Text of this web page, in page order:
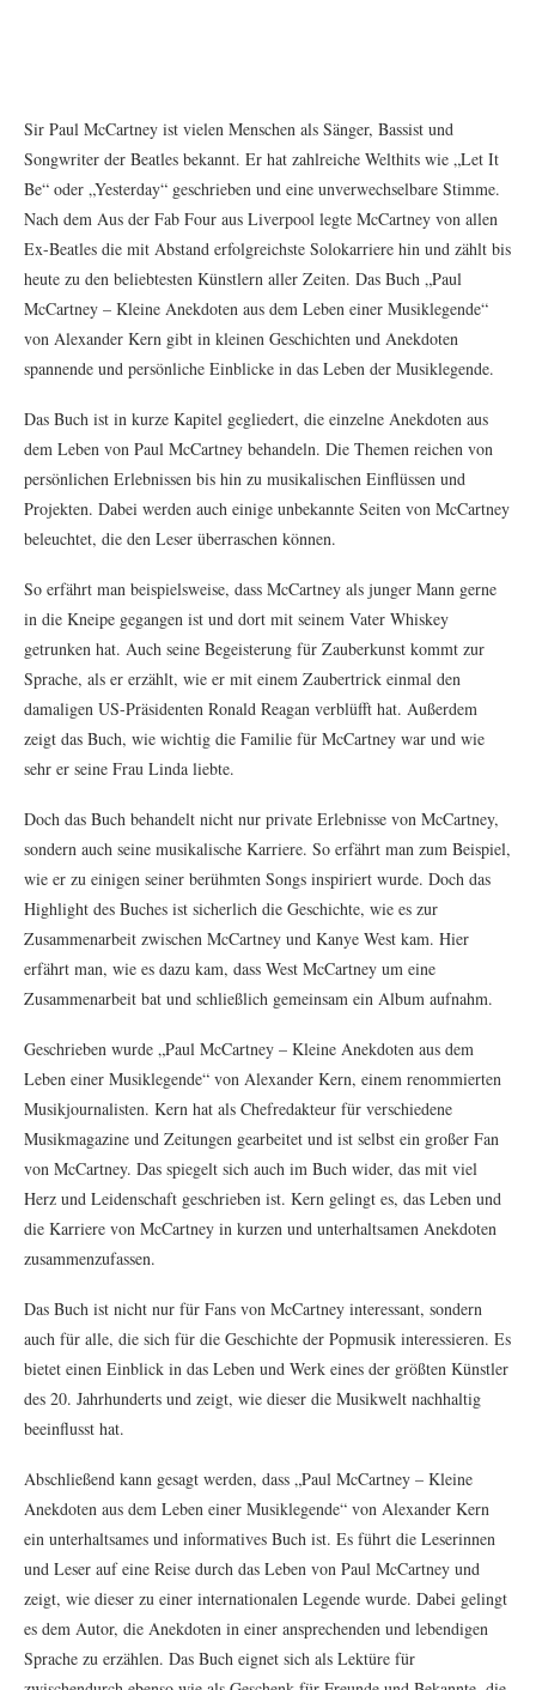
Sir Paul McCartney ist vielen Menschen als Sänger, Bassist und
Songwriter der Beatles bekannt. Er hat zahlreiche Welthits wie „Let It
Be“ oder „Yesterday“ geschrieben und eine unverwechselbare Stimme.
Nach dem Aus der Fab Four aus Liverpool legte McCartney von allen
Ex-Beatles die mit Abstand erfolgreichste Solokarriere hin und zählt bis
heute zu den beliebtesten Künstlern aller Zeiten. Das Buch „Paul
McCartney – Kleine Anekdoten aus dem Leben einer Musiklegende“
von Alexander Kern gibt in kleinen Geschichten und Anekdoten
spannende und persönliche Einblicke in das Leben der Musiklegende.
Das Buch ist in kurze Kapitel gegliedert, die einzelne Anekdoten aus
dem Leben von Paul McCartney behandeln. Die Themen reichen von
persönlichen Erlebnissen bis hin zu musikalischen Einflüssen und
Projekten. Dabei werden auch einige unbekannte Seiten von McCartney
beleuchtet, die den Leser überraschen können.
So erfährt man beispielsweise, dass McCartney als junger Mann gerne
in die Kneipe gegangen ist und dort mit seinem Vater Whiskey
getrunken hat. Auch seine Begeisterung für Zauberkunst kommt zur
Sprache, als er erzählt, wie er mit einem Zaubertrick einmal den
damaligen US-Präsidenten Ronald Reagan verblüfft hat. Außerdem
zeigt das Buch, wie wichtig die Familie für McCartney war und wie
sehr er seine Frau Linda liebte.
Doch das Buch behandelt nicht nur private Erlebnisse von McCartney,
sondern auch seine musikalische Karriere. So erfährt man zum Beispiel,
wie er zu einigen seiner berühmten Songs inspiriert wurde. Doch das
Highlight des Buches ist sicherlich die Geschichte, wie es zur
Zusammenarbeit zwischen McCartney und Kanye West kam. Hier
erfährt man, wie es dazu kam, dass West McCartney um eine
Zusammenarbeit bat und schließlich gemeinsam ein Album aufnahm.
Geschrieben wurde „Paul McCartney – Kleine Anekdoten aus dem
Leben einer Musiklegende“ von Alexander Kern, einem renommierten
Musikjournalisten. Kern hat als Chefredakteur für verschiedene
Musikmagazine und Zeitungen gearbeitet und ist selbst ein großer Fan
von McCartney. Das spiegelt sich auch im Buch wider, das mit viel
Herz und Leidenschaft geschrieben ist. Kern gelingt es, das Leben und
die Karriere von McCartney in kurzen und unterhaltsamen Anekdoten
zusammenzufassen.
Das Buch ist nicht nur für Fans von McCartney interessant, sondern
auch für alle, die sich für die Geschichte der Popmusik interessieren. Es
bietet einen Einblick in das Leben und Werk eines der größten Künstler
des 20. Jahrhunderts und zeigt, wie dieser die Musikwelt nachhaltig
beeinflusst hat.
Abschließend kann gesagt werden, dass „Paul McCartney – Kleine
Anekdoten aus dem Leben einer Musiklegende“ von Alexander Kern
ein unterhaltsames und informatives Buch ist. Es führt die Leserinnen
und Leser auf eine Reise durch das Leben von Paul McCartney und
zeigt, wie dieser zu einer internationalen Legende wurde. Dabei gelingt
es dem Autor, die Anekdoten in einer ansprechenden und lebendigen
Sprache zu erzählen. Das Buch eignet sich als Lektüre für